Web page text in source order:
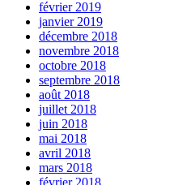
février 2019
janvier 2019
décembre 2018
novembre 2018
octobre 2018
septembre 2018
août 2018
juillet 2018
juin 2018
mai 2018
avril 2018
mars 2018